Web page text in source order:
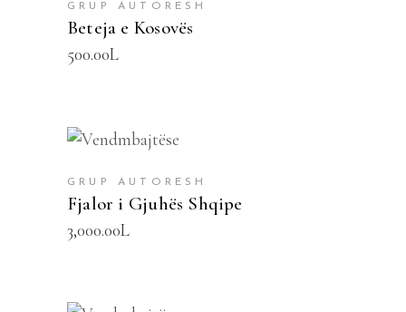
GRUP AUTORESH
Beteja e Kosovës
500.00L
SHTOJE NË SHPORTË
GRUP AUTORESH
Fjalor i Gjuhës Shqipe
3,000.00L